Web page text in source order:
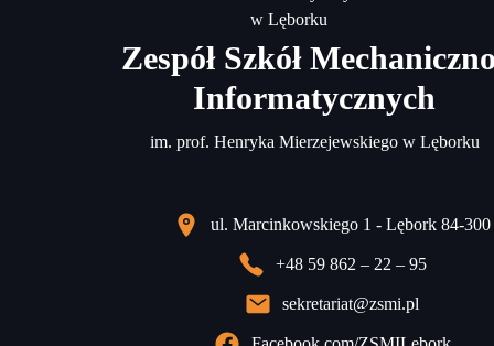
Zespół Szkół
Informatycznych
im. prof. Henryka Mierzejewskiego w Lęborku
ul. Marcinkowskiego 1 - Lębork 84-300
+48 59 862 – 22 – 95
sekretariat@zsmi.pl